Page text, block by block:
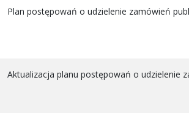
Plan postępowań o udzielenie zamówień
Aktualizacja planu postępowań o udzielenie